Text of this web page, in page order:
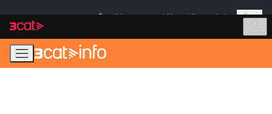
navegació
principal
contingut
Més